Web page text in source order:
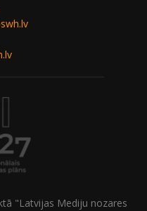
"Latvijas Mediju nozares